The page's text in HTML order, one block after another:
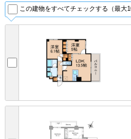
この建物をすべてチェックする（最大